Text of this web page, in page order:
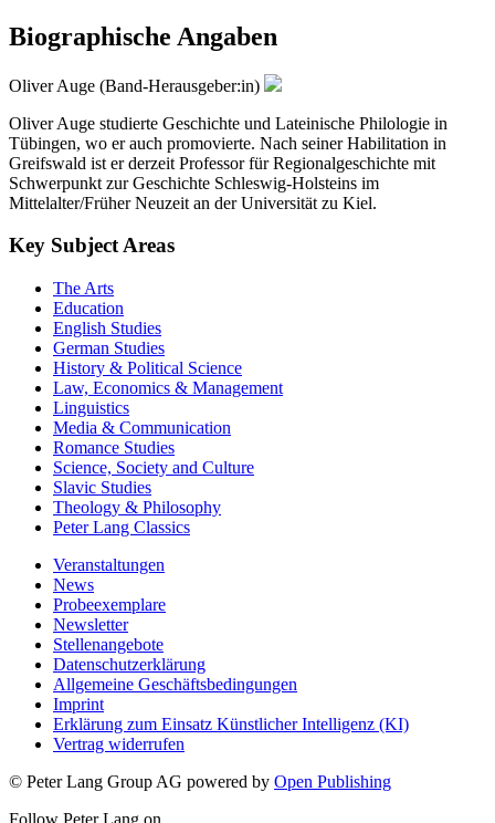
Biographische Angaben
Oliver Auge (Band-Herausgeber:in)
Oliver Auge studierte Geschichte und Lateinische Philologie in
Tübingen, wo er auch promovierte. Nach seiner Habilitation in
Greifswald ist er derzeit Professor für Regionalgeschichte mit
Schwerpunkt zur Geschichte Schleswig-Holsteins im
Mittelalter/Früher Neuzeit an der Universität zu Kiel.
Key Subject Areas
The Arts
Education
English Studies
German Studies
History & Political Science
Law, Economics & Management
Linguistics
Media & Communication
Romance Studies
Science, Society and Culture
Slavic Studies
Theology & Philosophy
Peter Lang Classics
Veranstaltungen
News
Probeexemplare
Newsletter
Stellenangebote
Datenschutzerklärung
Allgemeine Geschäftsbedingungen
Imprint
Erklärung zum Einsatz Künstlicher Intelligenz (KI)
Vertrag widerrufen
© Peter Lang Group AG powered by Open Publishing
Follow Peter Lang on